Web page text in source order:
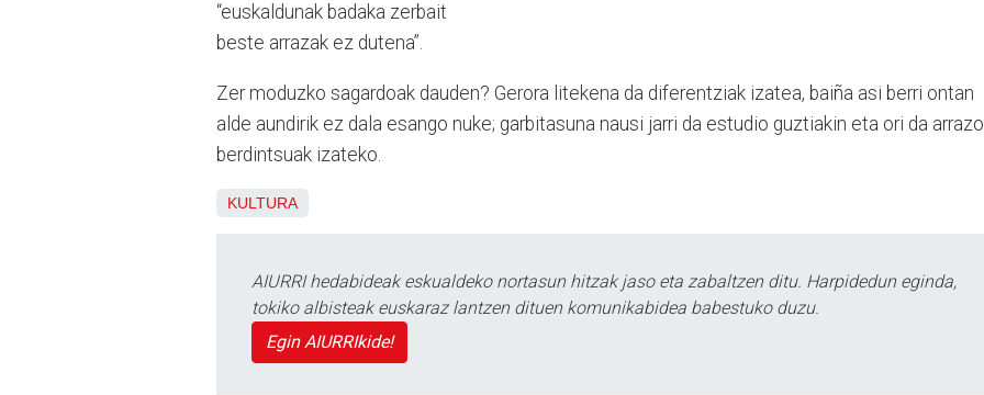
“euskaldunak badaka zerbait
beste arrazak ez dutena”.
Zer moduzko sagardoak dauden? Gerora litekena da diferentziak izatea, baiña asi berri ontan
alde aundirik ez dala esango nuke; garbitasuna nausi jarri da estudio guztiakin eta ori da
berdintsuak izateko.
KULTURA
AIURRI hedabideak eskualdeko nortasun hitzak jaso eta zabaltzen ditu. Harpidedun eginda,
tokiko albisteak euskaraz lantzen dituen komunikabidea babestuko duzu.
Egin AIURRIkide!